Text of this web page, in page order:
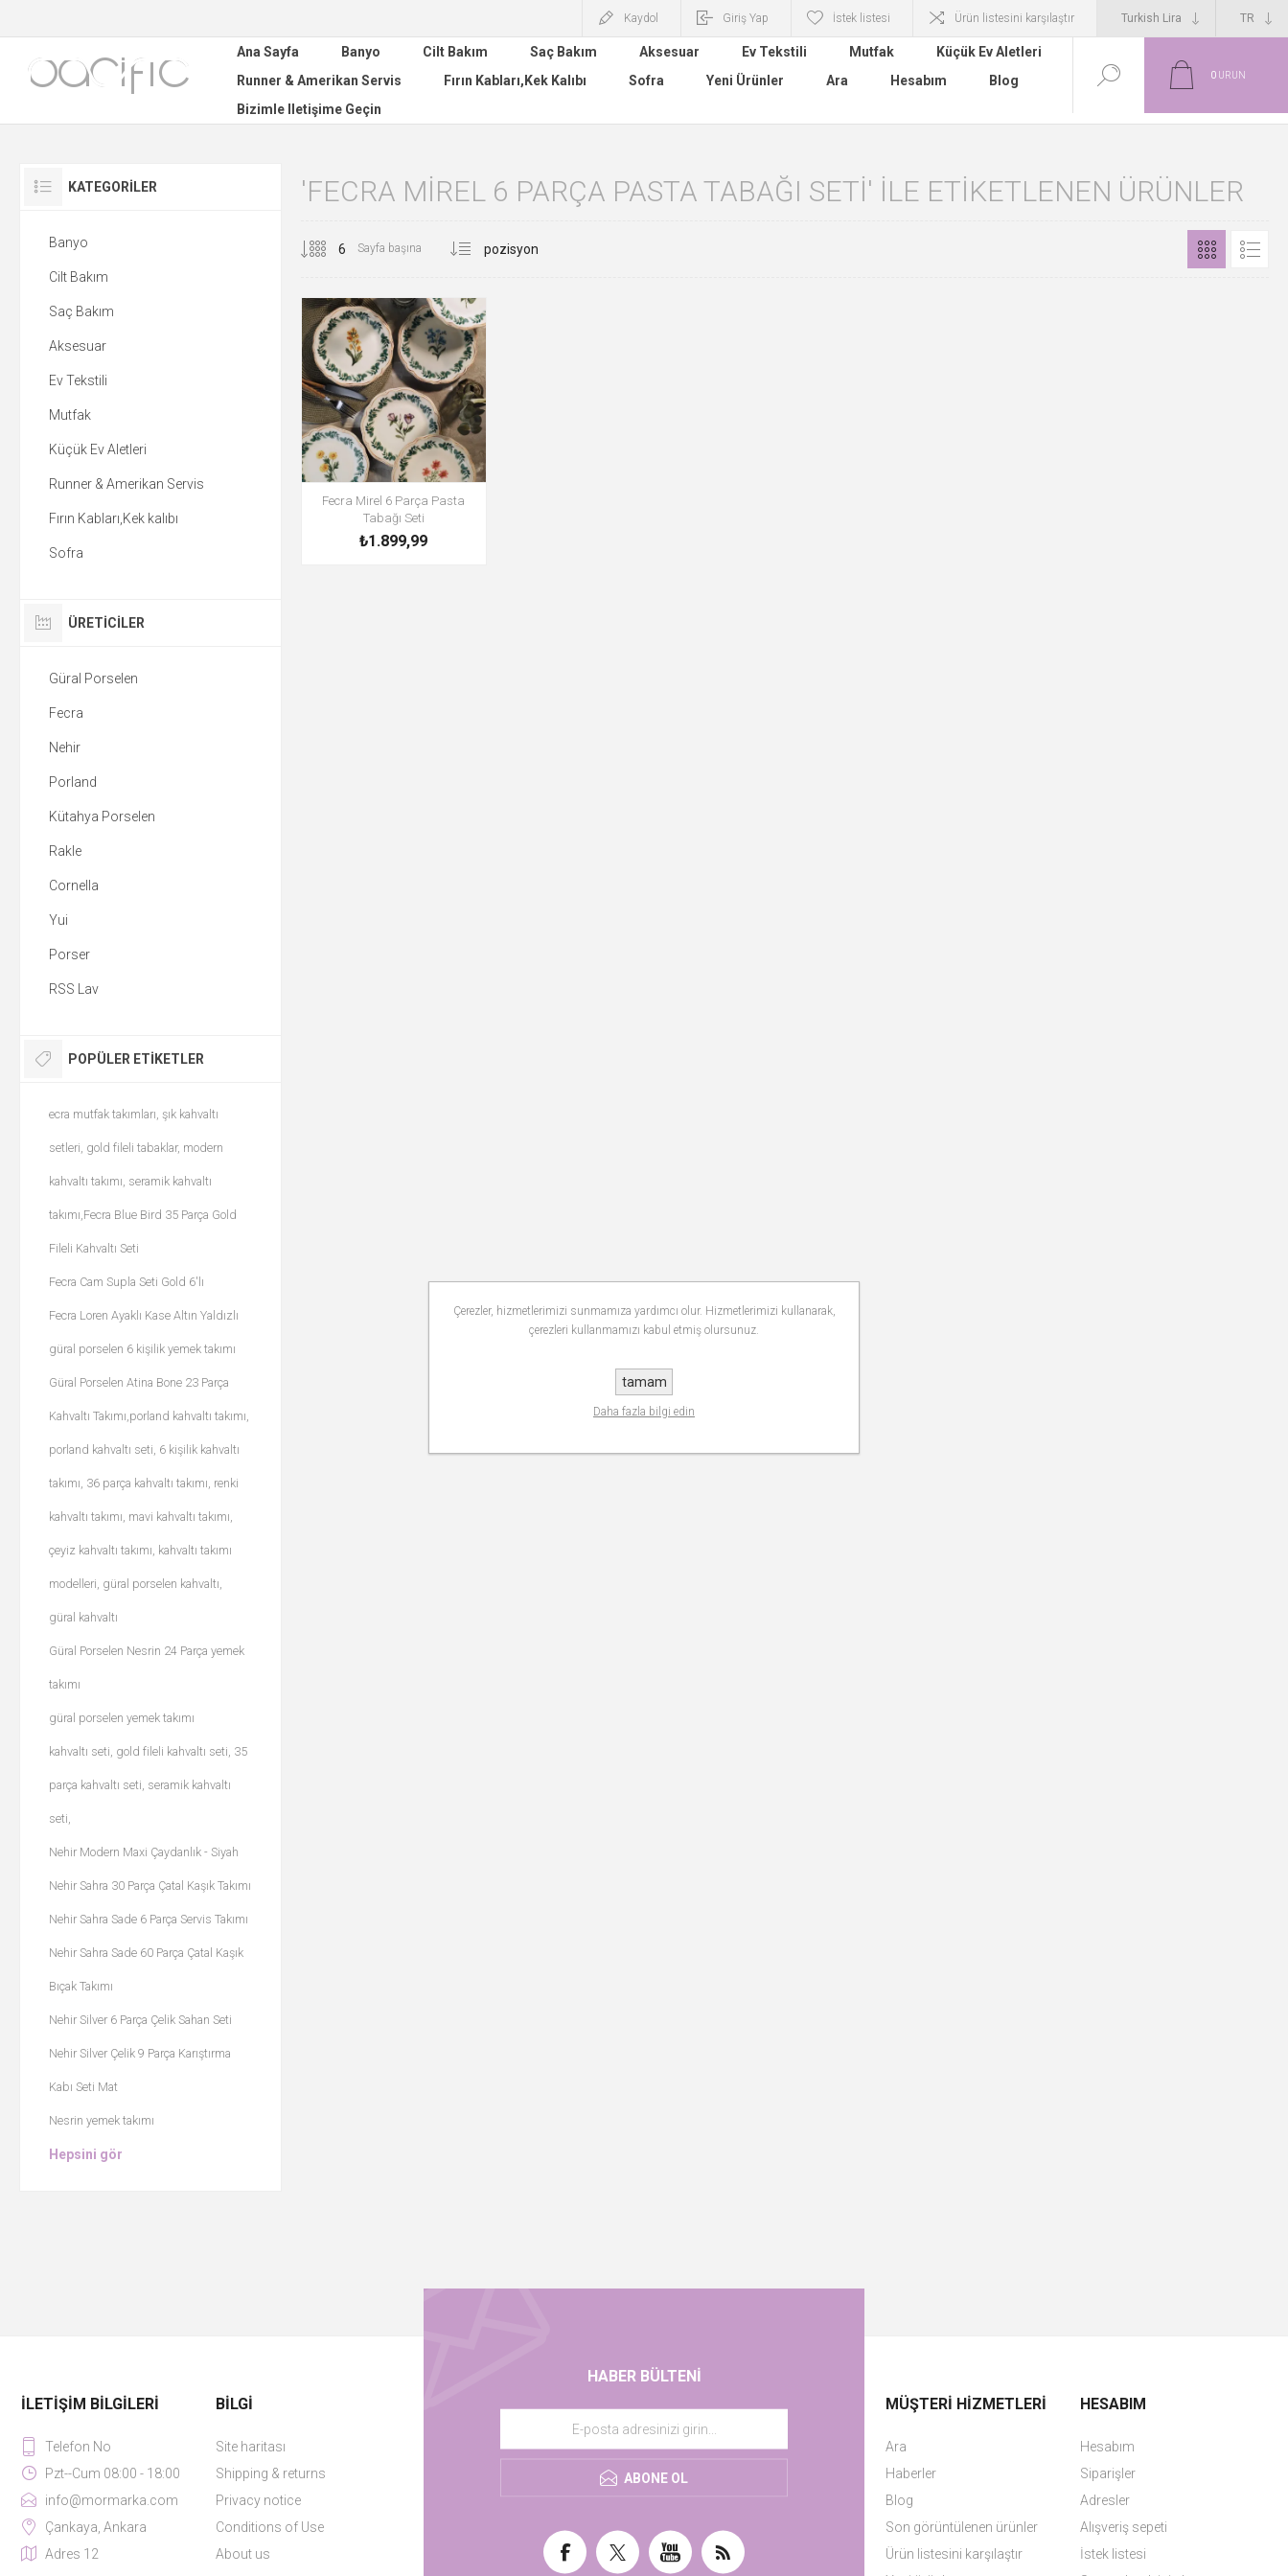
Kaydol Giriş Yap İstek listesi Ürün listesini karşılaştır
Ana Sayfa Banyo Cilt Bakım Saç Bakım Aksesuar Ev Tekstili Mutfak
Küçük Ev Aletleri
Runner & Amerikan Servis
Fırın Kabları,Kek Kalıbı Sofra Yeni Ürünler Ara Hesabım
Blog
Bizimle Iletişime Geçin
0 ÜRÜN
'FECRA MIREL 6 PARÇA PASTA TABAĞI SETI' ILE ETIKETLENEN ÜRÜNLER
Sayfa başına
Fecra Mirel 6 Parça Pasta
Tabağı Seti
₺1.899,99
KATEGORILER
Banyo
Cilt Bakım
Saç Bakım
Aksesuar
Ev Tekstili
Mutfak
Küçük Ev Aletleri
Runner & Amerikan Servis
Fırın Kabları,Kek kalıbı
Sofra
ÜRETICILER
Güral Porselen
Fecra
Nehir
Porland
Kütahya Porselen
Rakle
Cornella
Yui
Porser
RSS Lav
POPÜLER ETIKETLER
ecra mutfak takımları, şık kahvaltı
setleri, gold fileli tabaklar, modern
kahvaltı takımı, seramik kahvaltı
takımı,Fecra Blue Bird 35 Parça Gold
Fileli Kahvaltı Seti
Fecra Cam Supla Seti Gold 6'lı
Fecra Loren Ayaklı Kase Altın Yaldızlı
güral porselen 6 kişilik yemek takımı
Güral Porselen Atina Bone 23 Parça
Kahvaltı Takımı,porland kahvaltı takımı,
porland kahvaltı seti, 6 kişilik kahvaltı
takımı, 36 parça kahvaltı takımı, renki
kahvaltı takımı, mavi kahvaltı takımı,
çeyiz kahvaltı takımı, kahvaltı takımı
modelleri, güral porselen kahvaltı,
güral kahvaltı
Güral Porselen Nesrin 24 Parça yemek
takımı
güral porselen yemek takımı
kahvaltı seti, gold fileli kahvaltı seti, 35
parça kahvaltı seti, seramik kahvaltı
seti,
Nehir Modern Maxi Çaydanlık - Siyah
Nehir Sahra 30 Parça Çatal Kaşık Takımı
Nehir Sahra Sade 6 Parça Servis Takımı
Nehir Sahra Sade 60 Parça Çatal Kaşık
Bıçak Takımı
Nehir Silver 6 Parça Çelik Sahan Seti
Nehir Silver Çelik 9 Parça Karıştırma
Kabı Seti Mat
Nesrin yemek takımı
Hepsini gör
HABER BÜLTENI
ABONE OL
İLETIŞIM BILGILERI
Telefon No
Pzt--Cum 08:00 - 18:00
info@mormarka.com
Çankaya, Ankara
Adres 12
BILGI
Site haritası
Shipping & returns
Privacy notice
Conditions of Use
About us
MÜŞTERI HIZMETLERI
Ara
Haberler
Blog
Son görüntülenen ürünler
Ürün listesini karşılaştır
HESABIM
Hesabım
Siparişler
Adresler
Alışveriş sepeti
İstek listesi
Çerezler, hizmetlerimizi sunmamıza yardımcı olur. Hizmetlerimizi kullanarak,
çerezleri kullanmamızı kabul etmiş olursunuz.
tamam
Daha fazla bilgi edin